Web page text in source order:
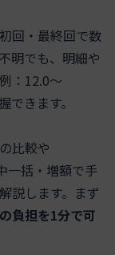
回・最終回で数
明でも、明細や
：12.0～
きます。
比較や
一括・増額で手
説します。まず
負担を1分で可